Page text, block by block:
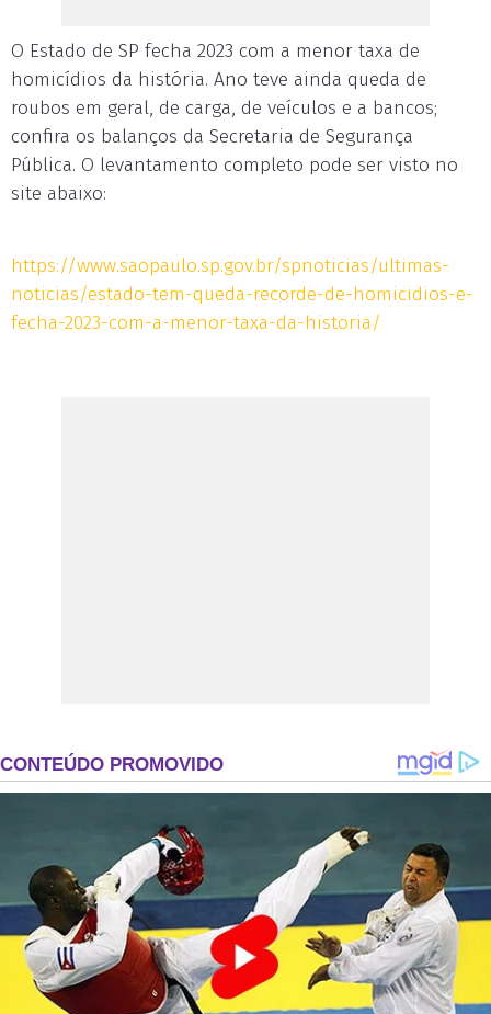
O Estado de SP fecha 2023 com a menor taxa de
homicídios da história. Ano teve ainda queda de
roubos em geral, de carga, de veículos e a bancos;
confira os balanços da Secretaria de Segurança
Pública. O levantamento completo pode ser visto no
site abaixo:
https://www.saopaulo.sp.gov.br/spnoticias/ultimas-
noticias/estado-tem-queda-recorde-de-homicidios-e-
fecha-2023-com-a-menor-taxa-da-historia/